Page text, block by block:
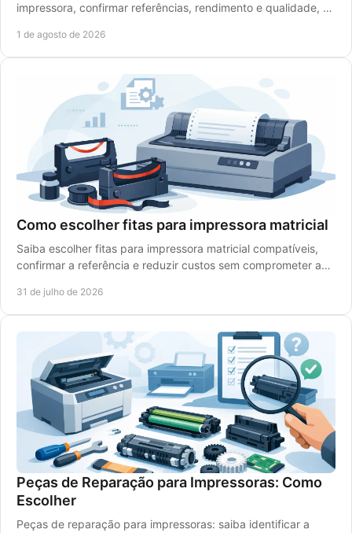
impressora, confirmar referências, rendimento e qualidade, e
1 de agosto de 2026
Como escolher fitas para impressora matricial
Saiba escolher fitas para impressora matricial compatíveis,
confirmar a referência e reduzir custos sem comprometer a
31 de julho de 2026
Peças de Reparação para Impressoras: Como
Escolher
Peças de reparação para impressoras: saiba identificar a